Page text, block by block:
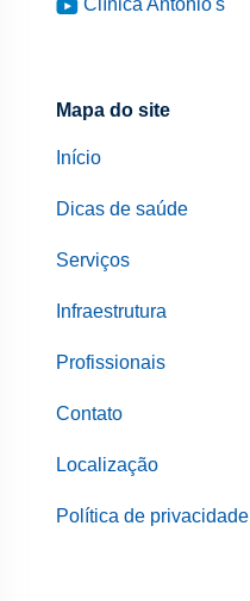
Clínica Antonio's
Mapa do site
Início
Dicas de saúde
Serviços
Infraestrutura
Profissionais
Contato
Localização
Política de privacidade